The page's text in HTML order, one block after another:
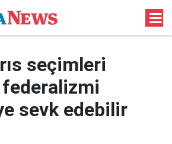
seçimleri
sevk edebilir